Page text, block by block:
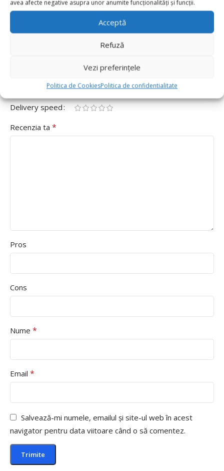
avea afecte negative asupra unor anumite funcționalități și funcții.
Acceptă
Refuză
Vezi preferințele
Politica de CookiesPolitica de confidentialitate
Cifra 8 80cm,Rosu”
Adresa ta de email nu va fi publicată.
Delivery speed
Recenzia ta *
Pros
Cons
Nume *
Email *
Salvează-mi numele, emailul și site-ul web în acest
navigator pentru data viitoare când o să comentez.